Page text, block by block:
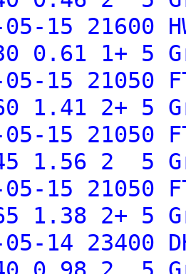
15 21600
0.61 1+ 5
05-15 21050
1.41 2+ 5
05-15 21050
1.56 2 5
05-15 21050
1.38 2+ 5
14 23400